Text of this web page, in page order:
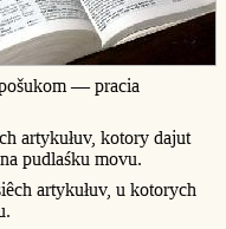
— pracia
artykułuv, kotory dajut
pudlaśku movu.
artykułuv, u kotorych